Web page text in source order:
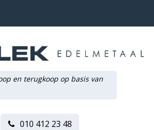
en terugkoop op basis van
010 412 23 48